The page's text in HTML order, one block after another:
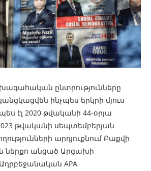
ընտրությունները
ինչպես երկրի մյուս
էլ 2020 թվականի 44-օրյա
թվականի սեպտեմբերյան
արդյուքնում Բաքվի
ներքո անցած Արցախի
APA